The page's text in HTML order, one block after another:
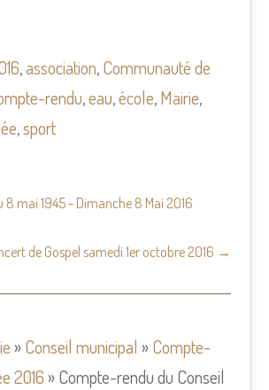
,association,Communauté de
rendu,eau,école,Mairie,
,sport
8 mai 1945 - Dimanche 8 Mai 2016
de Gospel samedi 1er octobre 2016 →
»Conseil municipal »Compte-
2016 »Compte-rendu du Conseil